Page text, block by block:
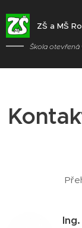
ZŠ a MŠ
Škola otevřená